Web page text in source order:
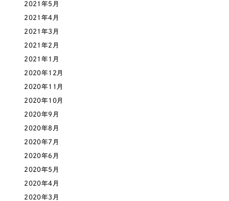
2021年5月
2021年4月
2021年3月
2021年2月
2021年1月
2020年12月
2020年11月
2020年10月
2020年9月
2020年8月
2020年7月
2020年6月
2020年5月
2020年4月
2020年3月